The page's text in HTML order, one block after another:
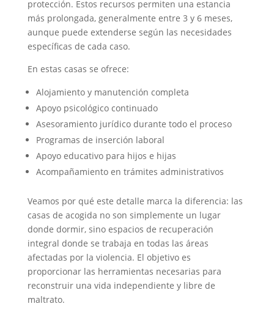
protección. Estos recursos permiten una estancia
más prolongada, generalmente entre 3 y 6 meses,
aunque puede extenderse según las necesidades
específicas de cada caso.
En estas casas se ofrece:
Alojamiento y manutención completa
Apoyo psicológico continuado
Asesoramiento jurídico durante todo el proceso
Programas de inserción laboral
Apoyo educativo para hijos e hijas
Acompañamiento en trámites administrativos
Veamos por qué este detalle marca la diferencia: las
casas de acogida no son simplemente un lugar
donde dormir, sino espacios de recuperación
integral donde se trabaja en todas las áreas
afectadas por la violencia. El objetivo es
proporcionar las herramientas necesarias para
reconstruir una vida independiente y libre de
maltrato.